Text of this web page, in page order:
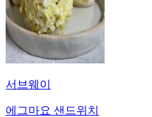
서브웨이
에그마요 샌드위치